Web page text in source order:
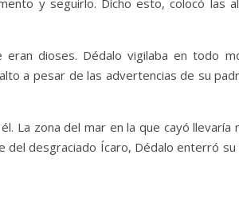
y seguirlo. Dicho esto, colocó las
dioses. Dédalo vigilaba en todo
a pesar de las advertencias de su
La zona del mar en la que cayó
del desgraciado Ícaro, Dédalo enterró